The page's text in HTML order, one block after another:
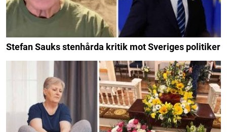
Stefan Sauks stenhårda kritik mot Sveriges politiker